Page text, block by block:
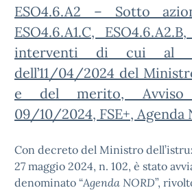
ESO4.6.A2 – Sotto
ESO4.6.A1.C,
interventi di cui al
dell’11/04/2024 del
e del merito, Avviso
09/10/2024, FSE+, Agenda
Con decreto del Ministro
27 maggio 2024, n. 102, è stato
denominato “Agenda NORD”,